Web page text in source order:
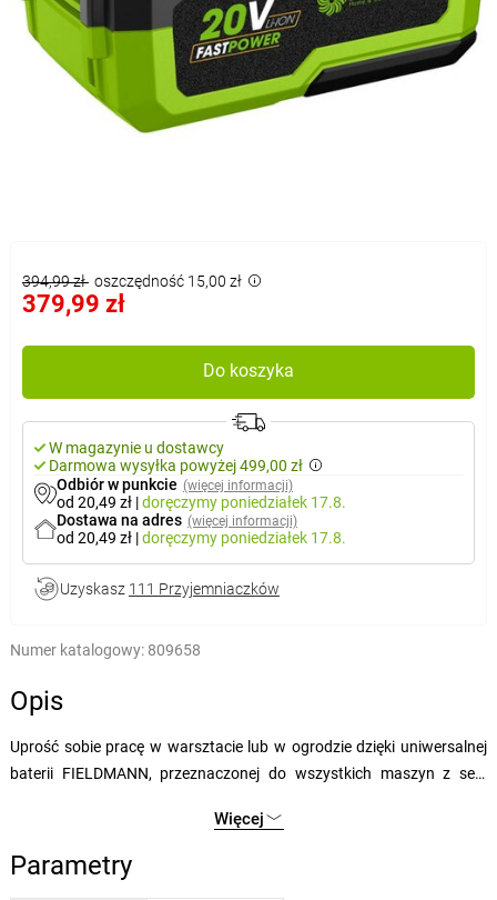
394,99 zł oszczędność 15,00 zł
379,99 zł
Do koszyka
W magazynie u dostawcy
Darmowa wysyłka powyżej 499,00 zł
Odbiór w punkcie (więcej informacji)
od 20,49 zł |doręczymy poniedziałek 17.8.
Dostawa na adres (więcej informacji)
od 20,49 zł |doręczymy poniedziałek 17.8.
Uzyskasz 111 Przyjemniaczków
Numer katalogowy: 809658
Opis
Uprość sobie pracę w warsztacie lub w ogrodzie dzięki uniwersalnej
baterii FIELDMANN, przeznaczonej do wszystkich maszyn z serii
pojemności 8000 mAh jest idealny do długotrwałego użytkowania
bez konieczności częstego ładowania. Dzięki opatentowanej
technologii ogniw akumulatora nie tylko osiąga dłuższą żywotność,
Więcej
Parametry